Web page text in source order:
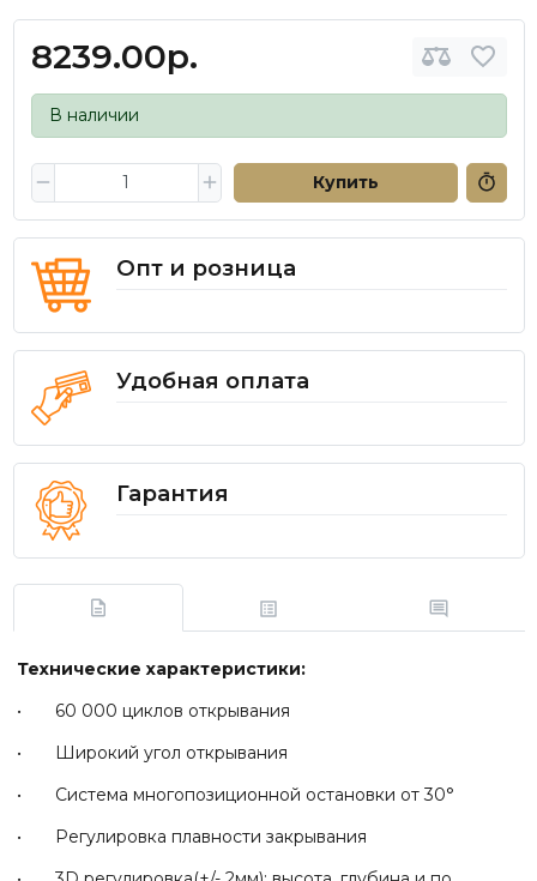
8239.00р.
В наличии
Купить
Опт и розница
Удобная оплата
Гарантия
Технические характеристики:
• 60 000 циклов открывания
• Широкий угол открывания
• Система многопозиционной остановки от 30°
• Регулировка плавности закрывания